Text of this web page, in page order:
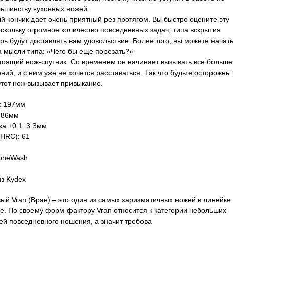
кухонных ножей.
кончик дает очень приятный рез протягом. Вы быстро оцените эту
огромное количество повседневных задач, типа вскрытия
будут доставлять вам удовольствие. Более того, вы можете начать
мысли типа: «Чего бы еще порезать?»
нож-спутник. Со временем он начинает вызывать все больше
и с ним уже не хочется расставаться. Так что будьте осторожны
нож вызывает привыкание.
197мм
86мм
±0.1: 3.3мм
61
Kydex
Vran (Вран) – это один из самых харизматичных ножей в линейке
По своему форм-фактору Vran относится к категории небольших
повседневного ношения, а значит требова